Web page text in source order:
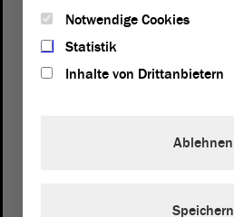
Landtag
von Sachsen-Anhalt
39104 Magdeburg
0391 / 560 - 0
Notwendige Cookies
Statistik
Inhalte von Drittanbietern
Ablehnen
Speichern